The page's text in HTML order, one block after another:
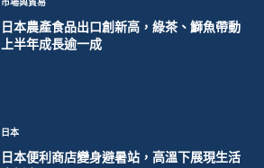
市場與貿易
日本農產食品出口創新高，綠茶、鰤魚帶動
上半年成長逾一成
日本
日本便利商店變身避暑站，高溫下展現生活